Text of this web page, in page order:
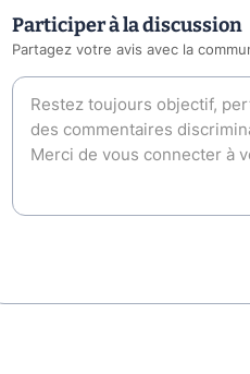
Participer à la discussion
Partagez votre avis avec la